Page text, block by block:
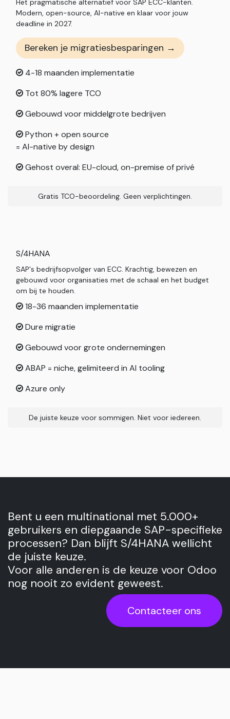
Het pragmatische alternatief voor SAP ECC-klanten.
Modern, open-source, AI-native en klaar voor jouw
deadline in 2027.
Bereken je migratiesbesparingen →
4-18 maanden implementatie
Tot 80% lagere TCO
Gebouwd voor middelgrote bedrijven
Python + open source
= AI-native by design
Gehost overal: EU-cloud, on-premise of privé
Gratis TCO-beoordeling. Geen verplichtingen.
S/4HANA
SAP's bedrijfsopvolger van ECC. Krachtig, bewezen en
gebouwd voor organisaties met de schaal en het budget
om bij te houden.
18-36 maanden implementatie
Dure migratie
Gebouwd voor grote ondernemingen
ABAP = niche, gelimiteerd in AI tooling
Azure only
De juiste keuze voor sommigen. Niet voor iedereen.
Bent u een multinational met 5.000+
gebruikers en diepgaande SAP-specifieke
processen? Dan blijft S/4HANA wellicht
de juiste keuze.
Voor alle anderen is de keuze voor Odoo
nog nooit zo evident geweest.
Contacteer ons